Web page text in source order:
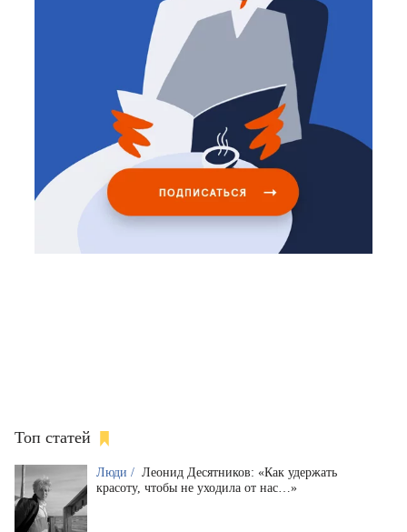
Топ статей
Люди / Леонид Десятников: «Как удержать
красоту, чтобы не уходила от нас…»